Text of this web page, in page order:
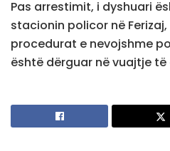
Pas arrestimit, i dyshuari
stacionin policor në
procedurat e nevojshme
është dërguar në vuajtje